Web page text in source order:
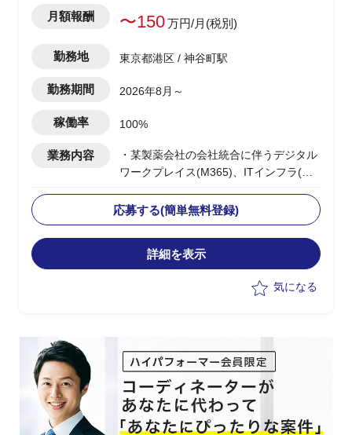
月額報酬 〜150万円/月(税別)
勤務地 東京都港区 / 神谷町駅
勤務期間 2026年8月～
稼働率 100%
業務内容
・某製薬会社の会社統合に伴うデジタル
ワークプレイス(M365)、ITインフラ(ネ
ZTNA)の統合PJ
・早期効果創出に向け効果の高いインフ
ラ課題から着手する改善実行フェーズ
・8月〜先行してプリセールス(提案書作
・10月〜立ち上がった改善実行フェーズ
・並行して後続フェーズ(2027〜2029年
度)のカリブレーション対応を担う想定
応募する(簡単無料登録)
詳細を表示
気になる